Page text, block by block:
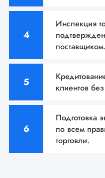
Инспекция
поставщиком.
клиентов
Подготовка
по всем
торговли.